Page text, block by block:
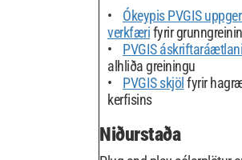
Ókeypis PVGIS
verkfærifyrir
PVGIS
alhliða greiningu
PVGIS skjölfyrir
kerfisins
Niðurstaða